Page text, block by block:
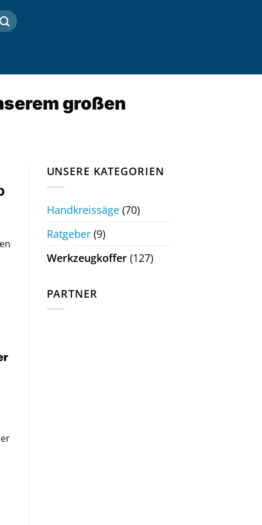
großen
UNSERE KATEGORIEN
Handkreissäge(70)
Ratgeber(9)
Werkzeugkoffer(127)
PARTNER